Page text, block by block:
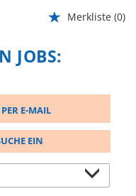
Merkliste (0)
JOBS:
E-MAIL
EIN